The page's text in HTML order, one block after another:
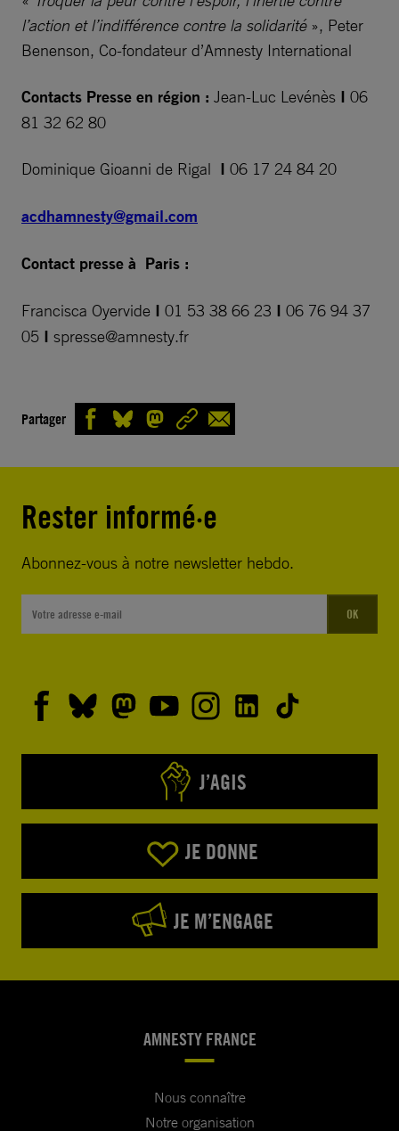
l’action et l’indifférence contre la solidarité», Peter
Benenson, Co-fondateur d’Amnesty International
Contacts Presse en région : Jean-Luc Levénès I 06
81 32 62 80
Dominique Gioanni de Rigal I 06 17 24 84 20
acdhamnesty@gmail.com
Contact presse à Paris :
Francisca Oyervide I 01 53 38 66 23 I 06 76 94 37
05 I spresse@amnesty.fr
Partager
Rester informé·e
Abonnez-vous à notre newsletter hebdo.
OK
J’AGIS
JE DONNE
JE M’ENGAGE
AMNESTY FRANCE
Nous connaître
Notre organisation